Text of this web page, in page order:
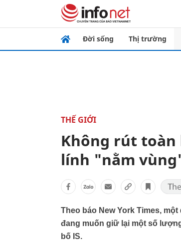
Đời sống Thị trường
THẾ GIỚI
Không rút toàn
lính "nằm
Theo báo New York Times,
đang muốn giữ lại một số
bố IS.